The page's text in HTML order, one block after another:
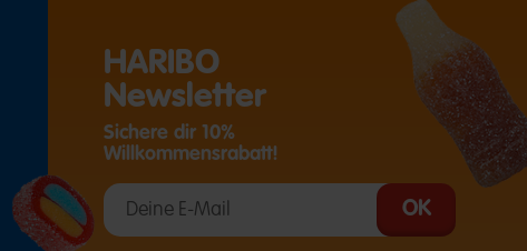
EINE EXTERNE SEITE IN EINEM NEUEN TAB)
HARIBO
Newsletter
Sichere dir 10%
Willkommensrabatt!